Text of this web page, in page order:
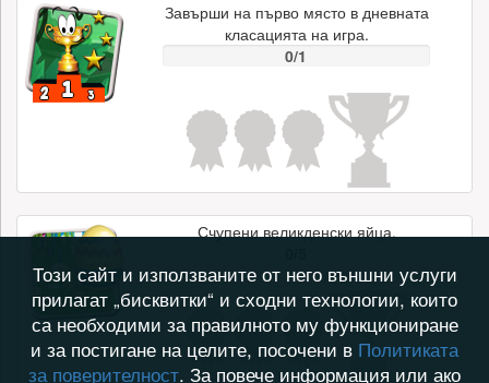
Завърши на първо място в дневната
класацията на игра.
0/1
Счупени великденски яйца.
Този сайт и използваните от него външни услуги
прилагат „бисквитки“ и сходни технологии, които
са необходими за правилното му функциониране
и за постигане на целите, посочени в Политиката
за поверителност. За повече информация или ако